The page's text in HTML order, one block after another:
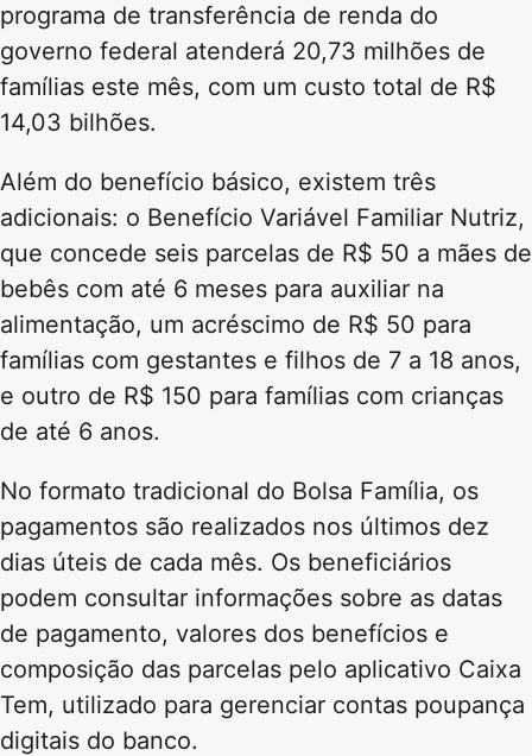
programa de transferência de renda do
governo federal atenderá 20,73 milhões de
famílias este mês, com um custo total de R$
14,03 bilhões.
Além do benefício básico, existem três
adicionais: o Benefício Variável Familiar Nutriz,
que concede seis parcelas de R$ 50 a mães de
bebês com até 6 meses para auxiliar na
alimentação, um acréscimo de R$ 50 para
famílias com gestantes e filhos de 7 a 18 anos,
e outro de R$ 150 para famílias com crianças
de até 6 anos.
No formato tradicional do Bolsa Família, os
pagamentos são realizados nos últimos dez
dias úteis de cada mês. Os beneficiários
podem consultar informações sobre as datas
de pagamento, valores dos benefícios e
composição das parcelas pelo aplicativo Caixa
Tem, utilizado para gerenciar contas poupança
digitais do banco.